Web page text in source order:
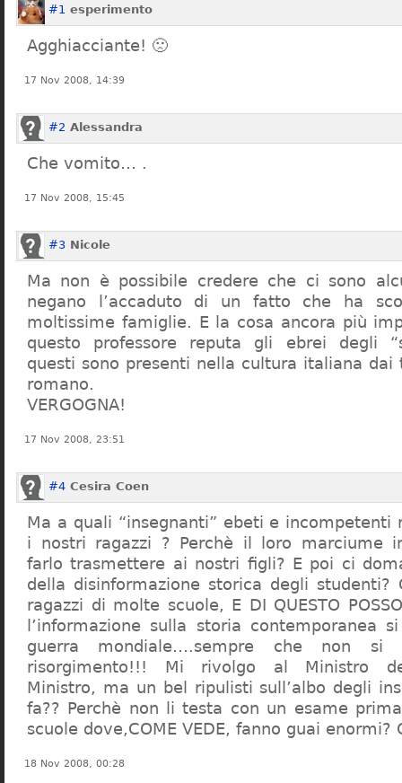
#1 esperimento
Agghiacciante! 🙁
17 Nov 2008, 14:39
#2 Alessandra
Che vomito… .
17 Nov 2008, 15:45
#3 Nicole
Ma non è possibile credere che ci sono
negano l’accaduto di un fatto che ha
moltissime famiglie. E la cosa ancora più
questo professore reputa gli ebrei degli
questi sono presenti nella cultura italiana dai
romano.
VERGOGNA!
17 Nov 2008, 23:51
#4 Cesira Coen
Ma a quali “insegnanti” ebeti e
i nostri ragazzi ? Perchè il loro marciume
farlo trasmettere ai nostri figli? E poi ci
della disinformazione storica degli
ragazzi di molte scuole, E DI QUESTO POSSO
l’informazione sulla storia contemporanea
guerra mondiale….sempre che non
risorgimento!!! Mi rivolgo al Ministro
Ministro, ma un bel ripulisti sull’albo degli
fa?? Perchè non li testa con un esame
scuole dove,COME VEDE, fanno guai enormi?
18 Nov 2008, 00:28